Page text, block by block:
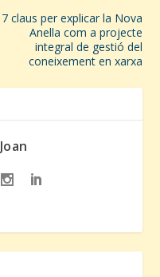
7 claus per explicar la Nova
Anella com a projecte
integral de gestió del
coneixement en xarxa
Joan